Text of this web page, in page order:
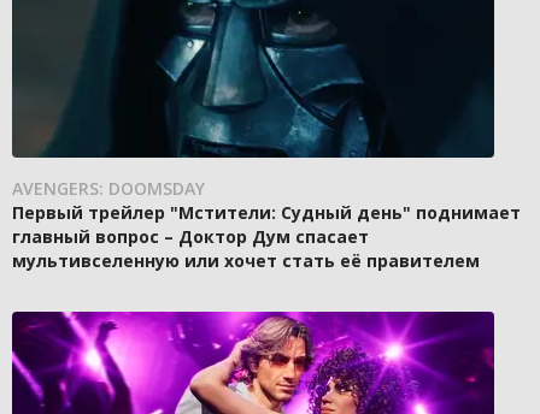
AVENGERS: DOOMSDAY
Первый трейлер "Мстители: Судный день" поднимает
главный вопрос – Доктор Дум спасает
мультивселенную или хочет стать её правителем